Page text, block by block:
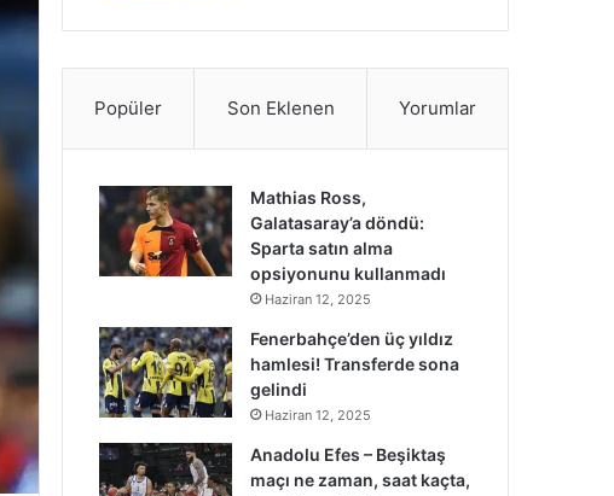
Popüler Son Eklenen Yorumlar
Mathias Ross,
Galatasaray’a döndü:
Sparta satın alma
opsiyonunu kullanmadı
Haziran 12, 2025
Fenerbahçe’den üç yıldız
hamlesi! Transferde sona
gelindi
Haziran 12, 2025
Anadolu Efes – Beşiktaş
maçı ne zaman, saat kaçta,